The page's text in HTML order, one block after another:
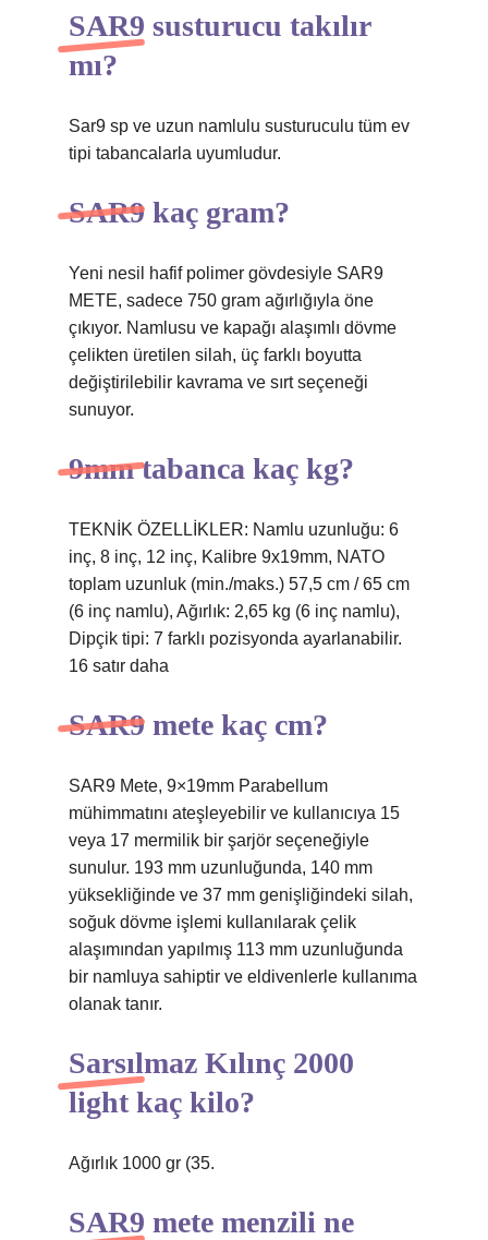
SAR9 susturucu takılır
mı?
Sar9 sp ve uzun namlulu susturuculu tüm ev
tipi tabancalarla uyumludur.
SAR9 kaç gram?
Yeni nesil hafif polimer gövdesiyle SAR9
METE, sadece 750 gram ağırlığıyla öne
çıkıyor. Namlusu ve kapağı alaşımlı dövme
çelikten üretilen silah, üç farklı boyutta
değiştirilebilir kavrama ve sırt seçeneği
sunuyor.
9mm tabanca kaç kg?
TEKNİK ÖZELLİKLER: Namlu uzunluğu: 6
inç, 8 inç, 12 inç, Kalibre 9x19mm, NATO
toplam uzunluk (min./maks.) 57,5 ​​cm / 65 cm
(6 inç namlu), Ağırlık: 2,65 kg (6 inç namlu),
Dipçik tipi: 7 farklı pozisyonda ayarlanabilir.
16 satır daha
SAR9 mete kaç cm?
SAR9 Mete, 9×19mm Parabellum
mühimmatını ateşleyebilir ve kullanıcıya 15
veya 17 mermilik bir şarjör seçeneğiyle
sunulur. 193 mm uzunluğunda, 140 mm
yüksekliğinde ve 37 mm genişliğindeki silah,
soğuk dövme işlemi kullanılarak çelik
alaşımından yapılmış 113 mm uzunluğunda
bir namluya sahiptir ve eldivenlerle kullanıma
olanak tanır.
Sarsılmaz Kılınç 2000
light kaç kilo?
Ağırlık 1000 gr (35.
SAR9 mete menzili ne